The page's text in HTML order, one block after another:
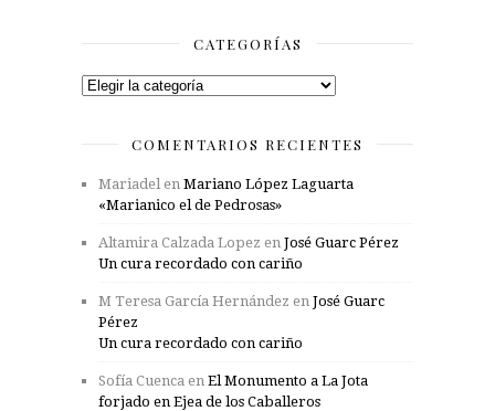
CATEGORÍAS
Categorías
COMENTARIOS RECIENTES
Mariadel en Mariano López Laguarta
«Marianico el de Pedrosas»
Altamira Calzada Lopez en José Guarc Pérez
Un cura recordado con cariño
M Teresa García Hernández en José Guarc
Pérez
Un cura recordado con cariño
Sofía Cuenca en El Monumento a La Jota
forjado en Ejea de los Caballeros